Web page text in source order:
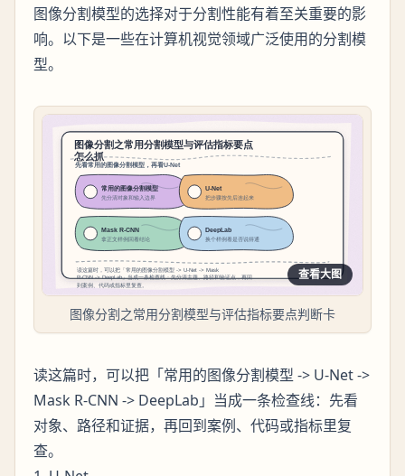
图像分割模型的选择对于分割性能有着至关重要的影
响。以下是一些在计算机视觉领域广泛使用的分割模
型。
查看大图
图像分割之常用分割模型与评估指标要点判断卡
读这篇时，可以把「常用的图像分割模型 -> U-Net ->
Mask R-CNN -> DeepLab」当成一条检查线：先看
对象、路径和证据，再回到案例、代码或指标里复
查。